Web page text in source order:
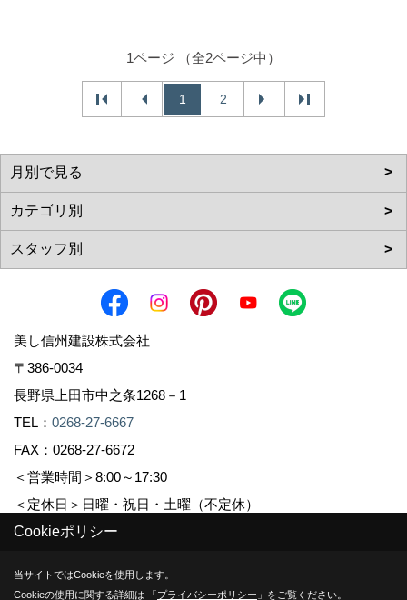
1ページ （全2ページ中）
1 2
美し信州建設株式会社
〒386-0034
長野県上田市中之条1268－1
TEL： 0268-27-6667
FAX：0268-27-6672
＜営業時間＞8:00～17:30
＜定休日＞日曜・祝日・土曜（不定休）
Copyright (c) Sinshuu. All Rights Reserved.
Produced byゴデスクリエイト
Cookieポリシー
当サイトではCookieを使用します。
Cookieの使用に関する詳細は 「プライバシーポリシー 」をご覧ください。